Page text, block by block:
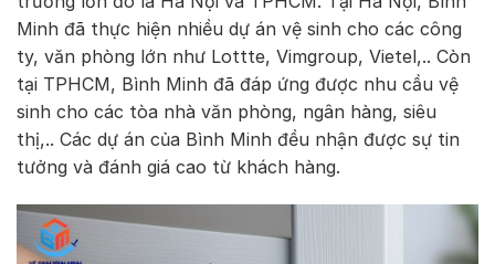
Minh đã thực hiện nhiều dự án vệ sinh cho các công
ty, văn phòng lớn như Lottte, Vimgroup, Vietel,.. Còn
tại TPHCM, Bình Minh đã đáp ứng được nhu cầu vệ
sinh cho các tòa nhà văn phòng, ngân hàng, siêu
thị,.. Các dự án của Bình Minh đều nhận được sự tin
tưởng và đánh giá cao từ khách hàng.